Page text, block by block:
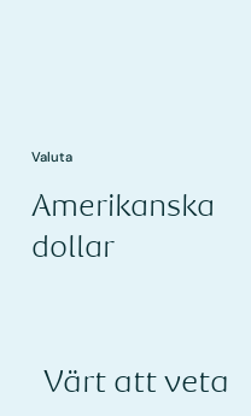
Valuta
Amerikanska
dollar
Värt att veta